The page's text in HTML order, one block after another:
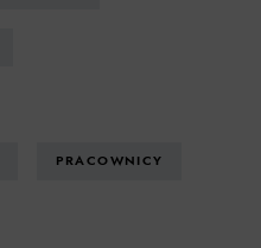
PRACOWNICY